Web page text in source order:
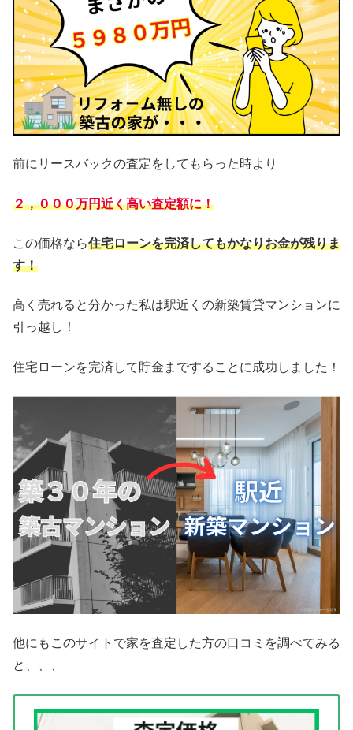
前にリースバックの査定をしてもらった時より
２，０００万円近く高い査定額に！
この価格なら住宅ローンを完済してもかなりお金が残りま
す！
高く売れると分かった私は駅近くの新築賃貸マンションに
引っ越し！
住宅ローンを完済して貯金まですることに成功しました！
他にもこのサイトで家を査定した方の口コミを調べてみる
と、、、